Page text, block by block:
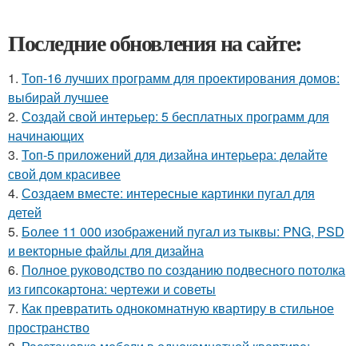
Последние обновления на сайте:
1. Топ-16 лучших программ для проектирования домов:
выбирай лучшее
2. Создай свой интерьер: 5 бесплатных программ для
начинающих
3. Топ-5 приложений для дизайна интерьера: делайте
свой дом красивее
4. Создаем вместе: интересные картинки пугал для
детей
5. Более 11 000 изображений пугал из тыквы: PNG, PSD
и векторные файлы для дизайна
6. Полное руководство по созданию подвесного потолка
из гипсокартона: чертежи и советы
7. Как превратить однокомнатную квартиру в стильное
пространство